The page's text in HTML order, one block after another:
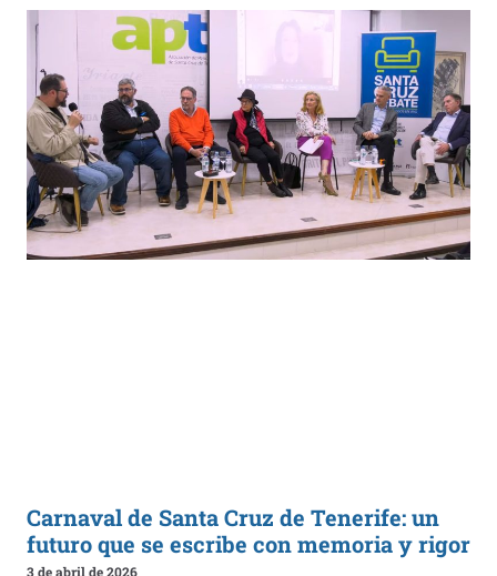
Carnaval de Santa Cruz de Tenerife: un
futuro que se escribe con memoria y rigor
3 de abril de 2026